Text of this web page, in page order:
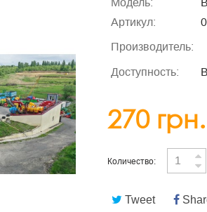
Модель:
Артикул:
Производитель:
Доступность:
270 грн.
Количество:
Tweet